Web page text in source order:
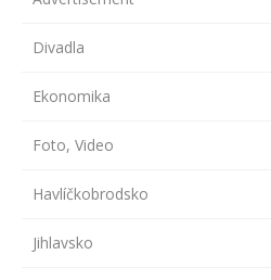
Divadla
Ekonomika
Foto, Video
Havlíčkobrodsko
Jihlavsko